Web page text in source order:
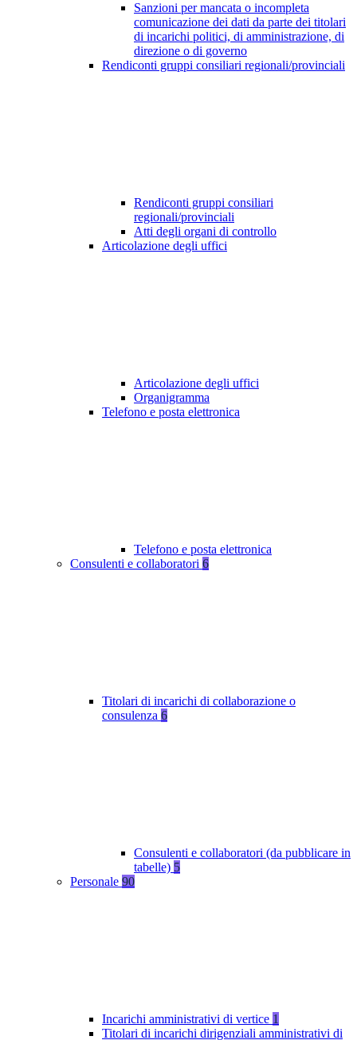
Sanzioni per mancata o incompleta
comunicazione dei dati da parte dei titolari
di incarichi politici, di amministrazione, di
direzione o di governo
Rendiconti gruppi consiliari regionali/provinciali
Rendiconti gruppi consiliari
regionali/provinciali
Atti degli organi di controllo
Articolazione degli uffici
Articolazione degli uffici
Organigramma
Telefono e posta elettronica
Telefono e posta elettronica
Consulenti e collaboratori 6
Titolari di incarichi di collaborazione o
consulenza 6
Consulenti e collaboratori (da pubblicare in
tabelle) 5
Personale 90
Incarichi amministrativi di vertice 1
Titolari di incarichi dirigenziali amministrativi di